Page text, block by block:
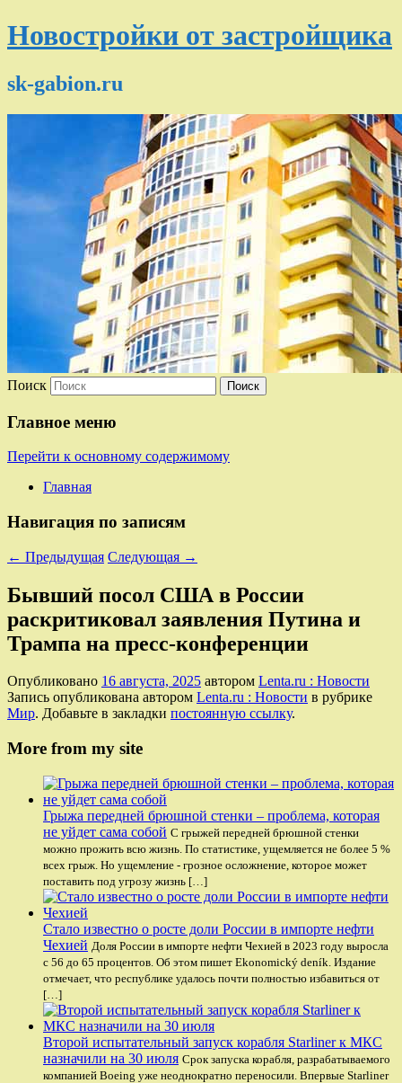
Новостройки от застройщика
sk-gabion.ru
Поиск
Главное меню
Перейти к основному содержимому
Главная
Навигация по записям
← Предыдущая Следующая →
Бывший посол США в России
раскритиковал заявления Путина и
Трампа на пресс-конференции
Опубликовано 16 августа, 2025 автором Lenta.ru : Новости
Запись опубликована автором Lenta.ru : Новости в рубрике
Мир. Добавьте в закладки постоянную ссылку.
More from my site
Грыжа передней брюшной стенки – проблема, которая
не уйдет сама собой С грыжей передней брюшной стенки
можно прожить всю жизнь. По статистике, ущемляется не более 5 %
всех грыж. Но ущемление - грозное осложнение, которое может
поставить под угрозу жизнь […]
Стало известно о росте доли России в импорте нефти
Чехией Доля России в импорте нефти Чехией в 2023 году выросла
с 56 до 65 процентов. Об этом пишет Ekonomický deník. Издание
отмечает, что республике удалось почти полностью избавиться от
[…]
Второй испытательный запуск корабля Starliner к МКС
назначили на 30 июля Срок запуска корабля, разрабатываемого
компанией Boeing уже неоднократно переносили. Впервые Starliner